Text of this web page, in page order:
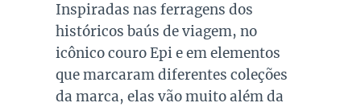
Inspiradas nas ferragens dos
históricos baús de viagem, no
icônico couro Epi e em elementos
que marcaram diferentes coleções
da marca, elas vão muito além da